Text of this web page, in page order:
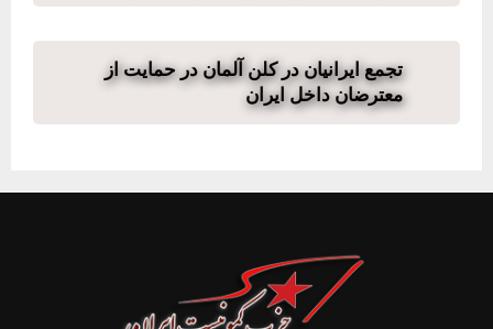
تجمع ایرانیان در کلن آلمان در حمایت از
معترضان داخل ایران